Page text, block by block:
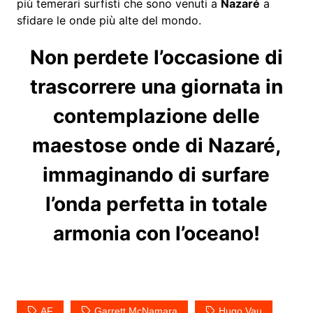
più temerari surfisti che sono venuti a Nazaré a
sfidare le onde più alte del mondo.
Non perdete l’occasione di
trascorrere una giornata in
contemplazione delle
maestose onde di Nazaré,
immaginando di surfare
l’onda perfetta in totale
armonia con l’oceano!